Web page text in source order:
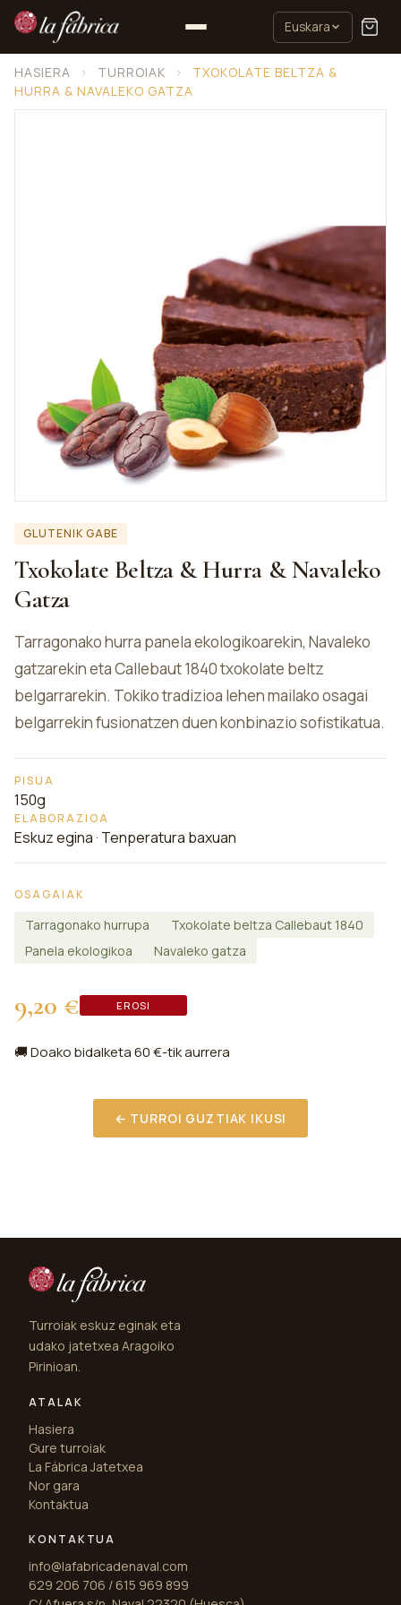
Euskara
HASIERA › TURROIAK ›
TXOKOLATE BELTZA &
HURRA & NAVALEKO GATZA
GLUTENIK GABE
Txokolate Beltza & Hurra & Navaleko
Gatza
Tarragonako hurra panela ekologikoarekin, Navaleko
gatzarekin eta Callebaut 1840 txokolate beltz
belgarrarekin. Tokiko tradizioa lehen mailako osagai
belgarrekin fusionatzen duen konbinazio sofistikatua.
PISUA
150g
ELABORAZIOA
Eskuz egina · Tenperatura baxuan
OSAGAIAK
Tarragonako hurrupa
Txokolate beltza Callebaut 1840
Panela ekologikoa
Navaleko gatza
9,20 € EROSI
🚚 Doako bidalketa 60 €-tik aurrera
← TURROI GUZTIAK IKUSI
Turroiak eskuz eginak eta
udako jatetxea Aragoiko
Pirinioan.
ATALAK
Hasiera
Gure turroiak
La Fábrica Jatetxea
Nor gara
Kontaktua
KONTAKTUA
info@lafabricadenaval.com
629 206 706 / 615 969 899